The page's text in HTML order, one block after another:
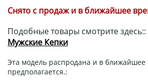
Снято с продаж и в ближайшее
Подобные товары смотрите здесь::
Мужские Кепки
Эта модель распродана и в
предполагается.: